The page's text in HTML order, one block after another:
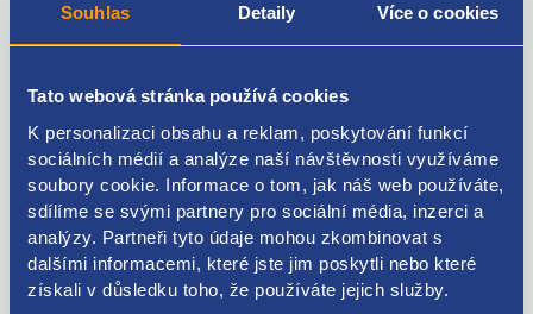
Souhlas Detaily Více o cookies
Tato webová stránka používá cookies
K personalizaci obsahu a reklam, poskytování funkcí
sociálních médií a analýze naší návštěvnosti využíváme
soubory cookie. Informace o tom, jak náš web používáte,
sdílíme se svými partnery pro sociální média, inzerci a
analýzy. Partneři tyto údaje mohou zkombinovat s
dalšími informacemi, které jste jim poskytli nebo které
získali v důsledku toho, že používáte jejich služby.
RENAULT original: 7701042434
Kódy produktu
7701042434
Použitelné pro vozy